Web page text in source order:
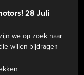
28 Juli
we op zoek naar
willen bijdragen